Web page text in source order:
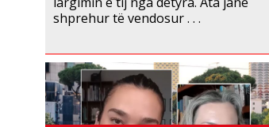
shprehur të vendosur . . .